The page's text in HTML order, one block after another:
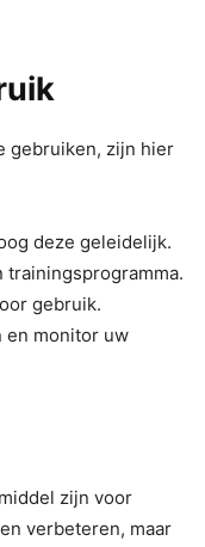
gebruiken, zijn hier
deze geleidelijk.
trainingsprogramma.
gebruik.
en monitor uw
zijn voor
verbeteren, maar